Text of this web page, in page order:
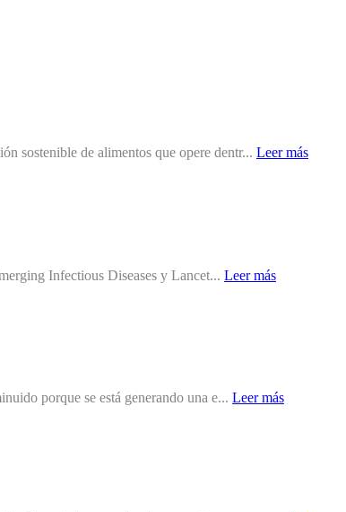
sostenible de alimentos que opere dentr... Leer más
Infectious Diseases y Lancet... Leer más
porque se está generando una e... Leer más